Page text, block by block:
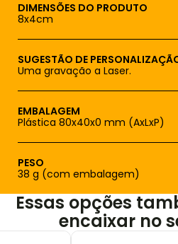
DIMENSÕES DO PRODUTO
8x4cm
SUGESTÃO DE
Uma gravação a Laser.
EMBALAGEM
Plástica 80x40x0 mm (AxLxP)
PESO
38 g (com embalagem)
Essas opções
encaixar no